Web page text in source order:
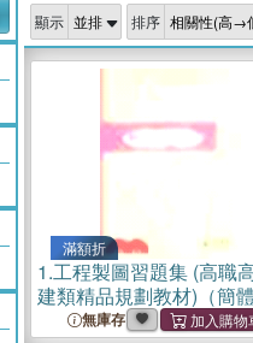
顯示 排序
滿額折
1.工程製圖習題集 (高職
建類精品規劃教材)（簡體
無庫存